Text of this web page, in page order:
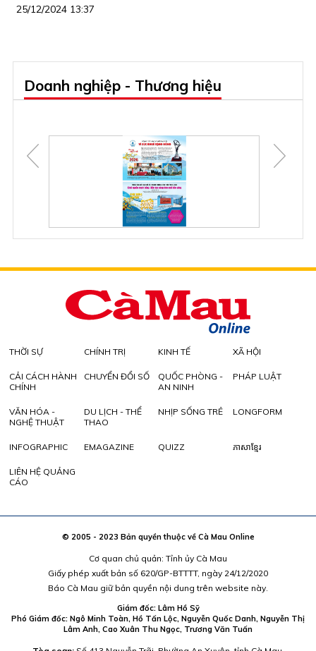
25/12/2024 13:37
Doanh nghiệp - Thương hiệu
THỜI SỰ CHÍNH TRỊ KINH TẾ XÃ HỘI
CẢI CÁCH HÀNH
CHÍNH
CHUYỂN ĐỔI SỐ
QUỐC PHÒNG -
AN NINH
PHÁP LUẬT
VĂN HÓA -
NGHỆ THUẬT
DU LỊCH - THỂ
THAO
NHỊP SỐNG TRẺ LONGFORM
INFOGRAPHIC EMAGAZINE QUIZZ ភាសាខ្មែរ
LIÊN HỆ QUẢNG
CÁO
© 2005 - 2023 Bản quyền thuộc về Cà Mau Online
Cơ quan chủ quản: Tỉnh ủy Cà Mau
Giấy phép xuất bản số 620/GP-BTTTT, ngày 24/12/2020
Báo Cà Mau giữ bản quyền nội dung trên website này.
Giám đốc: Lâm Hồ Sỹ
Phó Giám đốc: Ngô Minh Toàn, Hồ Tấn Lộc, Nguyễn Quốc Danh, Nguyễn Thị
Lâm Anh, Cao Xuân Thu Ngọc, Trương Văn Tuấn